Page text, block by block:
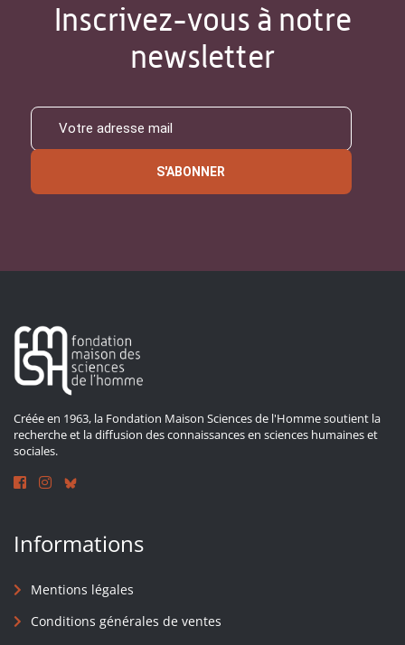
Inscrivez-vous à notre
newsletter
S'ABONNER
Créée en 1963, la Fondation Maison Sciences de l'Homme soutient la
recherche et la diffusion des connaissances en sciences humaines et
sociales.
Informations
Mentions légales
Conditions générales de ventes